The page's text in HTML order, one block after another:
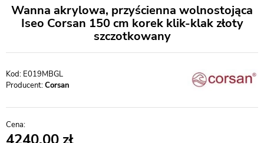
Wanna akrylowa, przyścienna wolnostojąca
Iseo Corsan 150 cm korek klik-klak złoty
szczotkowany
E019MBGL
Producent:Corsan